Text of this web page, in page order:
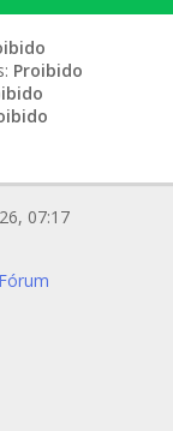
Proibido
07:17